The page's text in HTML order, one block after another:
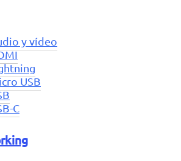
y vídeo
USB
C